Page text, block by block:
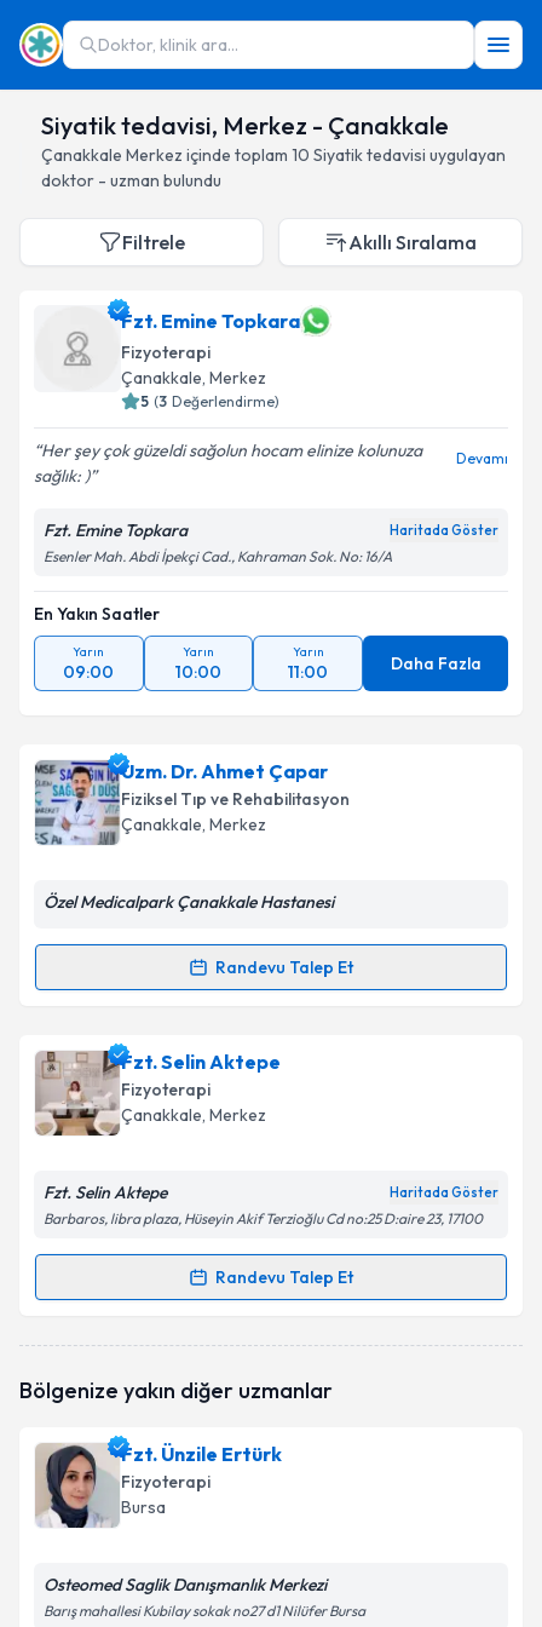
Doktor, klinik ara...
Siyatik tedavisi, Merkez - Çanakkale
Çanakkale Merkez içinde toplam 10 Siyatik tedavisi uygulayan
doktor - uzman bulundu
Filtrele Akıllı Sıralama
Fzt. Emine Topkara
Fizyoterapi
Çanakkale, Merkez
5 (3 Değerlendirme)
Her şey çok güzeldi sağolun hocam elinize kolunuza
sağlık: )
Devamı
Fzt. Emine Topkara Haritada Göster
Esenler Mah. Abdi İpekçi Cad., Kahraman Sok. No: 16/A
En Yakın Saatler
Yarın
09:00
Yarın
10:00
Yarın
11:00 Daha Fazla
Uzm. Dr. Ahmet Çapar
Fiziksel Tıp ve Rehabilitasyon
Çanakkale, Merkez
Özel Medicalpark Çanakkale Hastanesi
Randevu Talep Et
Randevu Takvimi Talebi
Uzm. Dr. Ahmet Çapariçin randevu takvimi talebi
oluşturun. Size bu uzmandan randevu almanız için bir
takvim hazırlandığında e-posta ile bilgilendireceğiz.
Kişisel verilerimin işlenmesine ilişkin
Metni'ni okudum ve kişisel verilerimin belirtilen
Takvim Talebini Gönder
Fzt. Selin Aktepe
Fizyoterapi
Çanakkale, Merkez
Fzt. Selin Aktepe Haritada Göster
Barbaros, libra plaza, Hüseyin Akif Terzioğlu Cd no:25 D:aire 23, 17100
Randevu Talep Et
Randevu Takvimi Talebi
oluşturun. Size bu uzmandan randevu almanız için bir
E-posta Adresiniz
Kişisel verilerimin işlenmesine ilişkin
Metni'ni okudum ve kişisel verilerimin belirtilen
Bölgenize yakın diğer uzmanlar
Fzt. Ünzile Ertürk
Fizyoterapi
Bursa
Osteomed Saglik Danışmanlık Merkezi
Barış mahallesi Kubilay sokak no27 d1 Nilüfer Bursa